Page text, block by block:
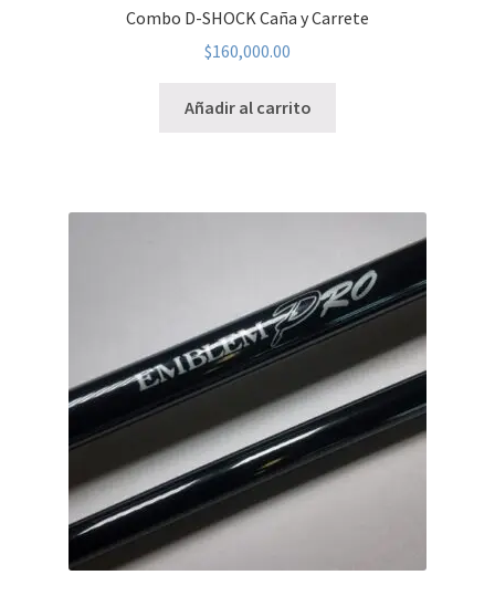
Combo D-SHOCK Caña y Carrete
$160,000.00
Añadir al carrito